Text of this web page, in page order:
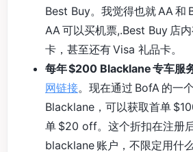
Best Buy。我觉得也就 AA 和
AA 可以买机票,.Best Buy 店
卡，甚至还有 Visa 礼品卡。
每年 $200 Blacklane 专车服
网链接。现在通过 BofA 的一
Blacklane，可以获取首单
单 $20 off。这个折扣在注册
blacklane 账户，不限定用什